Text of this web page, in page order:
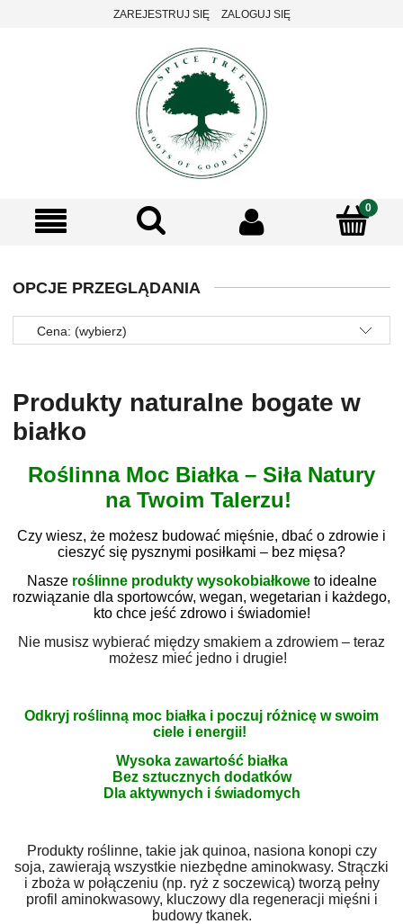
ZAREJESTRUJ SIĘ ZALOGUJ SIĘ
OPCJE PRZEGLĄDANIA
Cena: (wybierz)
Produkty naturalne bogate w
białko
Roślinna Moc Białka – Siła Natury
na Twoim Talerzu!
Czy wiesz, że możesz budować mięśnie, dbać o zdrowie i
cieszyć się pysznymi posiłkami – bez mięsa?
Nasze roślinne produkty wysokobiałkoweto idealne
rozwiązanie dla sportowców, wegan, wegetarian i każdego,
kto chce jeść zdrowo i świadomie!
Nie musisz wybierać między smakiem a zdrowiem – teraz
możesz mieć jedno i drugie!
Odkryj roślinną moc białka i poczuj różnicę w swoim
ciele i energii!
Wysoka zawartość białka
Bez sztucznych dodatków
Dla aktywnych i świadomych
Produkty roślinne, takie jak quinoa, nasiona konopi czy
soja, zawierają wszystkie niezbędne aminokwasy. Strączki
i zboża w połączeniu (np. ryż z soczewicą) tworzą pełny
profil aminokwasowy, kluczowy dla regeneracji mięśni i
budowy tkanek.